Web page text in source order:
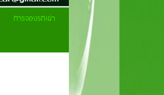
การจองรถเช่า